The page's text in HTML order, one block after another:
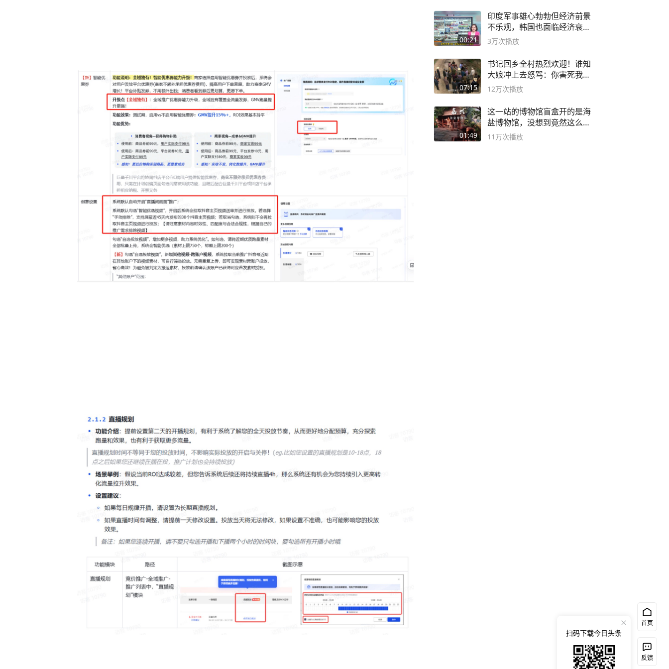
00:21
印度军事雄心勃勃但经济前景
不乐观，韩国也面临经济衰退
风险
3万次播放
07:15
书记回乡全村热烈欢迎！谁知
大娘冲上去怒骂：你害死我儿
子
12万次播放
01:49
这一站的博物馆盲盒开的是海
盐博物馆，没想到竟然这么好
逛！
11万次播放
首页
反馈
扫码下载今日头条